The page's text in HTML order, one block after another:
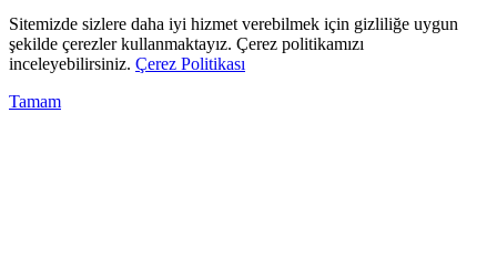
Sitemizde sizlere daha iyi hizmet verebilmek için gizliliğe uygun
şekilde çerezler kullanmaktayız. Çerez politikamızı
inceleyebilirsiniz. Çerez Politikası
Tamam